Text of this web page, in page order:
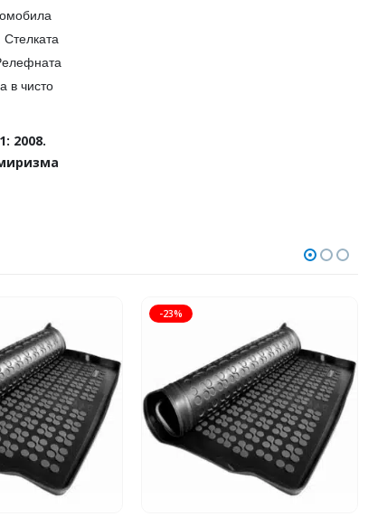
в чисто
: 2008.
-23%